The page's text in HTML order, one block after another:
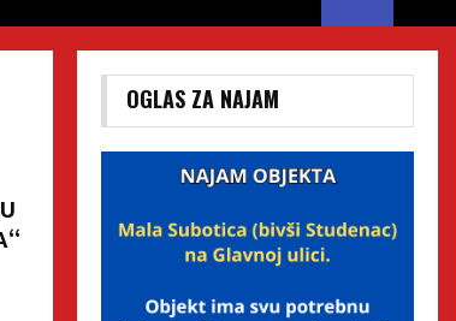
OGLAS ZA NAJAM